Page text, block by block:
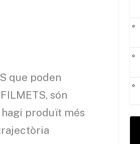
que poden
són
produït més